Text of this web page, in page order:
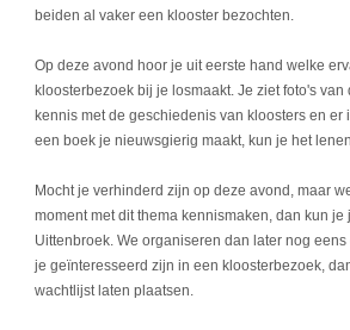
beiden al vaker een klooster bezochten.
Op deze avond hoor je uit eerste hand welke
kloosterbezoek bij je losmaakt. Je ziet foto's
kennis met de geschiedenis van kloosters en er
een boek je nieuwsgierig maakt, kun je het lenen.
Mocht je verhinderd zijn op deze avond, maar
moment met dit thema kennismaken, dan kun je
Uittenbroek. We organiseren dan later nog
je geïnteresseerd zijn in een kloosterbezoek,
wachtlijst laten plaatsen.